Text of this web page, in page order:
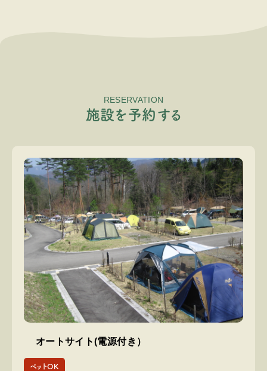
RESERVATION
施設を 予約 する
オートサイト(電源付き）
ペットOK